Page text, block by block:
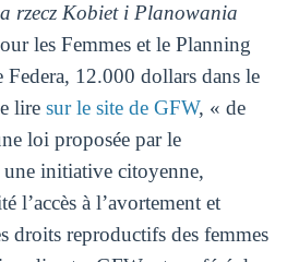
rzecz Kobiet i Planowania
les Femmes et le Planning
Federa, 12.000 dollars dans le
lire sur le site de GFW, « de
loi proposée par le
initiative citoyenne,
à l’avortement et
droits reproductifs des femmes